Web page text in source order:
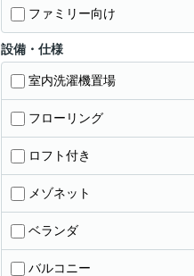
ファミリー向け
設備・仕様
室内洗濯機置場
フローリング
ロフト付き
メゾネット
ベランダ
バルコニー